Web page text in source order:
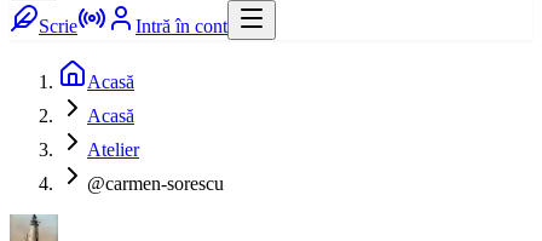
Scrie Intră în cont
Acasă
Acasă
Atelier
@carmen-sorescu